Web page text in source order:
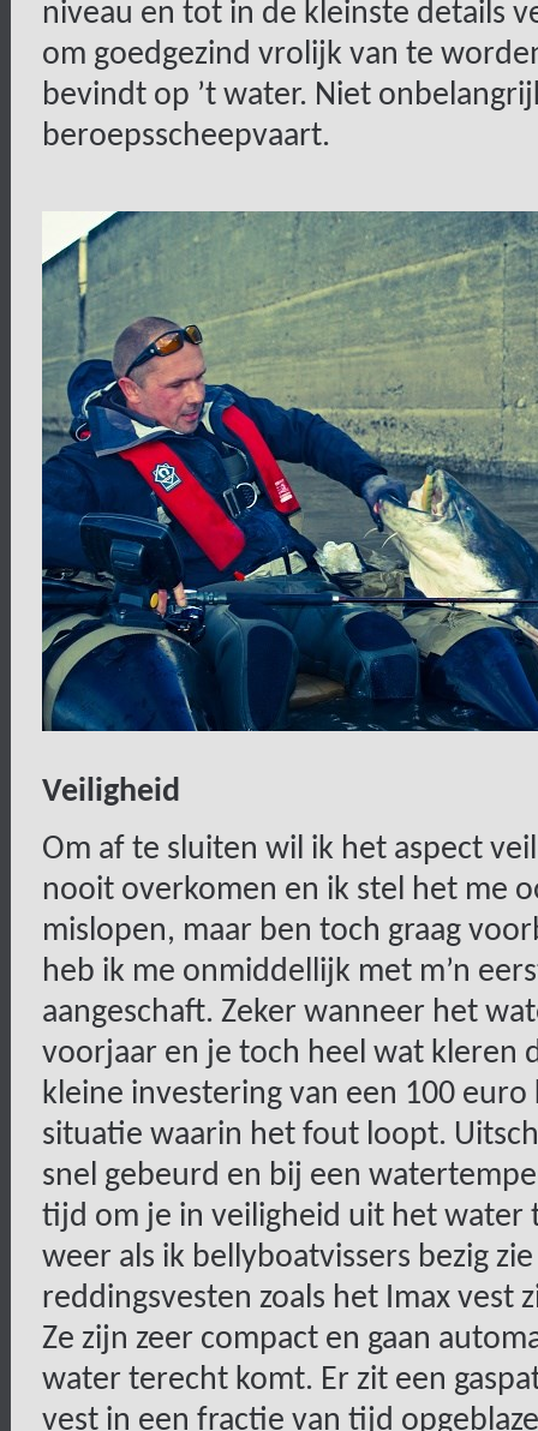
niveau en tot in de kleinste details
om goedgezind vrolijk van te
bevindt op ’t water. Niet
beroepsscheepvaart.
Veiligheid
Om af te sluiten wil ik het aspect
nooit overkomen en ik stel het me
mislopen, maar ben toch graag
heb ik me onmiddellijk met m’n
aangeschaft. Zeker wanneer het
voorjaar en je toch heel wat kleren
kleine investering van een 100
situatie waarin het fout loopt.
snel gebeurd en bij een
tijd om je in veiligheid uit het water
weer als ik bellyboatvissers bezig
reddingsvesten zoals het Imax vest
Ze zijn zeer compact en gaan
water terecht komt. Er zit een
vest in een fractie van tijd